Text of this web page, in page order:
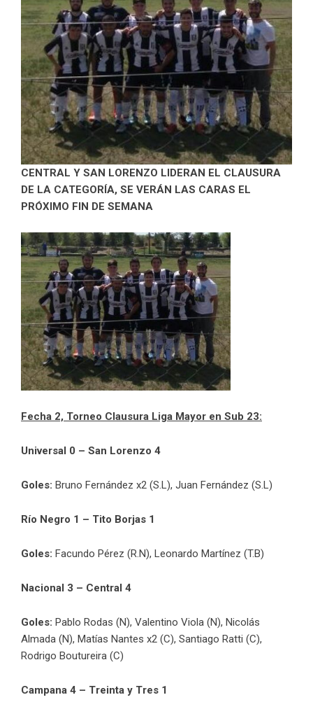
CENTRAL Y SAN LORENZO LIDERAN EL CLAUSURA
DE LA CATEGORÍA, SE VERÁN LAS CARAS EL
PRÓXIMO FIN DE SEMANA
Fecha 2, Torneo Clausura Liga Mayor en Sub 23:
Universal 0 – San Lorenzo 4
Goles: Bruno Fernández x2 (S.L), Juan Fernández (S.L)
Río Negro 1 – Tito Borjas 1
Goles: Facundo Pérez (R.N), Leonardo Martínez (T.B)
Nacional 3 – Central 4
Goles: Pablo Rodas (N), Valentino Viola (N), Nicolás
Almada (N), Matías Nantes x2 (C), Santiago Ratti (C),
Rodrigo Boutureira (C)
Campana 4 – Treinta y Tres 1